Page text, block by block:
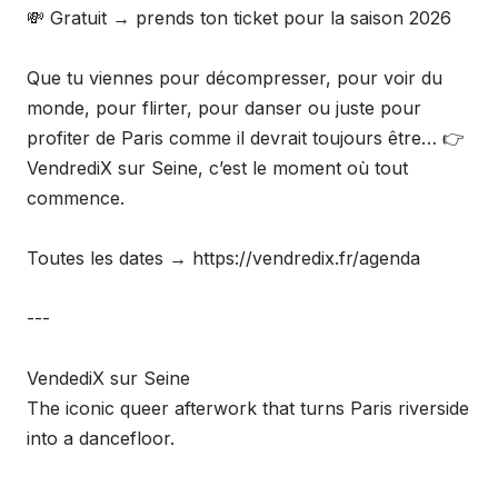
💸 Gratuit → prends ton ticket pour la saison 2026
Que tu viennes pour décompresser, pour voir du
monde, pour flirter, pour danser ou juste pour
profiter de Paris comme il devrait toujours être… 👉
VendrediX sur Seine, c’est le moment où tout
commence.
Toutes les dates → https://vendredix.fr/agenda
---
VendediX sur Seine
The iconic queer afterwork that turns Paris riverside
into a dancefloor.